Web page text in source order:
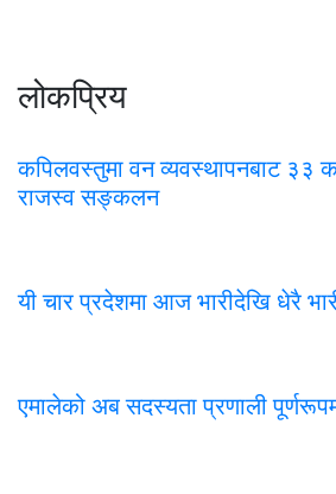
लोकप्रिय
कपिलवस्तुमा वन व्यवस्थापनबाट ३३
राजस्व सङ्कलन
यी चार प्रदेशमा आज भारीदेखि धेरै
एमालेको अब सदस्यता प्रणाली